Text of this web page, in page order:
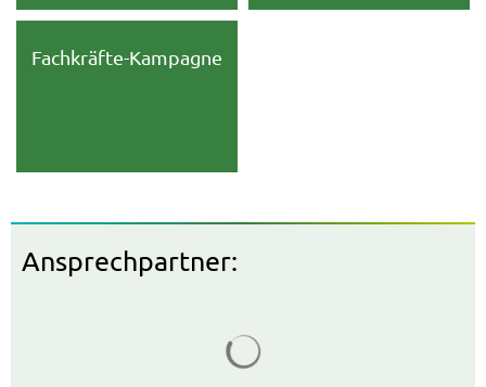
Fachkräfte-Kampagne
Ansprechpartner: